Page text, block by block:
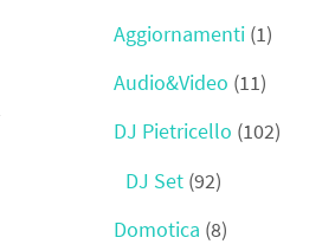
Aggiornamenti (1)
Audio&Video (11)
DJ Pietricello (102)
DJ Set (92)
Domotica (8)